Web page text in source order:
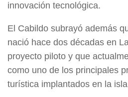
innovación tecnológica.
El Cabildo subrayó además
nació hace dos décadas en
proyecto piloto y que
como uno de los principales
turística implantados en la